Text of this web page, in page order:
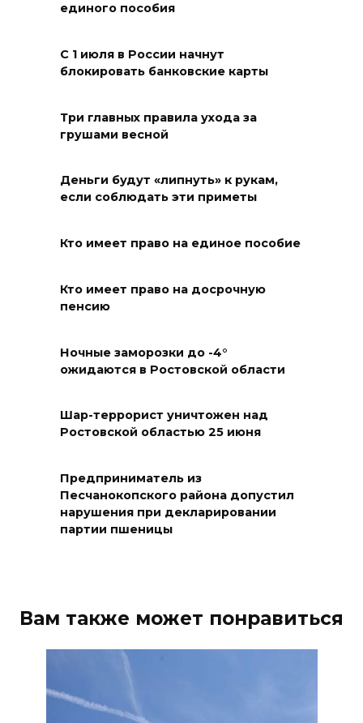
Мужчина утонул на озере в
07 августа 2026 07:34
07 августа 2026 07:15
Над тремя районами
Ростовской области сбили 20
06 августа 2026 23:00
Угостите странников и
послушайте их рассказы:
06 августа 2026 22:32
подвальные котельные и
06 августа 2026 21:18
Вся акватория в цветах:
вблизи донской набережной
Перспективы недвижимости
06 августа 2026 20:11
В Ворошиловском районе
единого пособия
С 1 июля в России начнут
блокировать банковские карты
Три главных правила ухода за
грушами весной
Деньги будут «липнуть» к рукам,
если соблюдать эти приметы
Кто имеет право на единое пособие
Кто имеет право на досрочную
пенсию
Ночные заморозки до -4°
ожидаются в Ростовской области
Шар-террорист уничтожен над
Ростовской областью 25 июня
Предприниматель из
Песчанокопского района допустил
нарушения при декларировании
партии пшеницы
Вам также может понравиться